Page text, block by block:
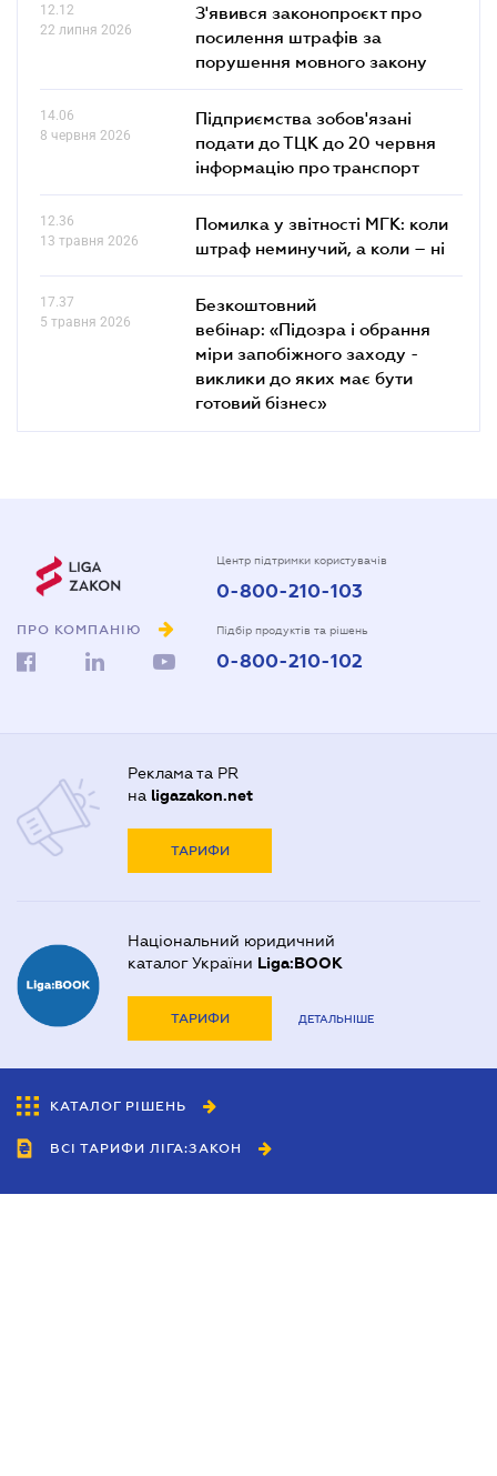
12.12
22 липня 2026
З'явився законопроєкт про
посилення штрафів за
порушення мовного закону
14.06
8 червня 2026
Підприємства зобов'язані
подати до ТЦК до 20 червня
інформацію про транспорт
12.36
13 травня 2026
Помилка у звітності МГК: коли
штраф неминучий, а коли – ні
17.37
5 травня 2026
Безкоштовний
вебінар: «Підозра і обрання
міри запобіжного заходу -
виклики до яких має бути
готовий бізнес»
ПРО КОМПАНІЮ
Центр підтримки користувачів
0-800-210-103
Підбір продуктів та рішень
0-800-210-102
Реклама та PR
на ligazakon.net
ТАРИФИ
Національний юридичний
каталог України Liga:BOOK
ТАРИФИ ДЕТАЛЬНІШЕ
КАТАЛОГ РІШЕНЬ
ВСІ ТАРИФИ ЛІГА:ЗАКОН